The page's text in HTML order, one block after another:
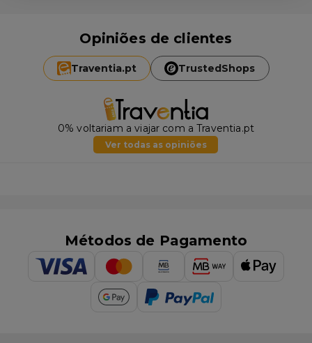
Opiniões de clientes
Traventia.pt TrustedShops
0% voltariam a viajar com a Traventia.pt
Ver todas as opiniões
Métodos de Pagamento